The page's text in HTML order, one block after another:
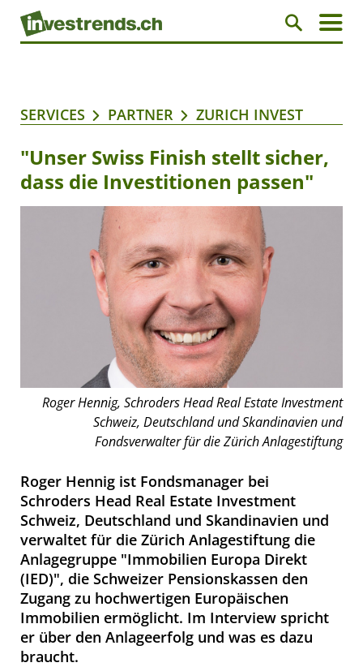
SERVICES PARTNER ZURICH INVEST
"Unser Swiss Finish stellt sicher,
dass die Investitionen passen"
Roger Hennig, Schroders Head Real Estate Investment
Schweiz, Deutschland und Skandinavien und
Fondsverwalter für die Zürich Anlagestiftung
Roger Hennig ist Fondsmanager bei
Schroders Head Real Estate Investment
Schweiz, Deutschland und Skandinavien und
verwaltet für die Zürich Anlagestiftung die
Anlagegruppe "Immobilien Europa Direkt
(IED)", die Schweizer Pensionskassen den
Zugang zu hochwertigen Europäischen
Immobilien ermöglicht. Im Interview spricht
er über den Anlageerfolg und was es dazu
braucht.